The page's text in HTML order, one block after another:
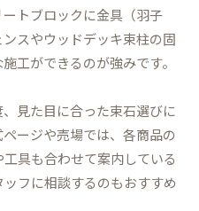
ートブロックに金具（羽子
スやウッドデッキ束柱の固
工ができるのが強みです。
見た目に合った束石選びに
ージや売場では、各商品の
具も合わせて案内している
フに相談するのもおすすめ